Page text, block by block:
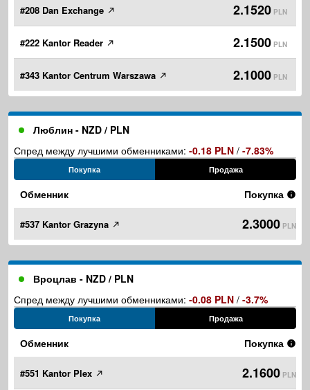
#208 Dan Exchange 2.1520 PLN
#222 Kantor Reader 2.1500 PLN
#343 Kantor Centrum Warszawa 2.1000 PLN
Люблин - NZD / PLN
Спред между лучшими обменниками: -0.18 PLN / -7.83%
Покупка Продажа
Обменник Покупка
#537 Kantor Grazyna 2.3000 PLN
Вроцлав - NZD / PLN
Спред между лучшими обменниками: -0.08 PLN / -3.7%
Покупка Продажа
Обменник Покупка
#551 Kantor Plex 2.1600 PLN